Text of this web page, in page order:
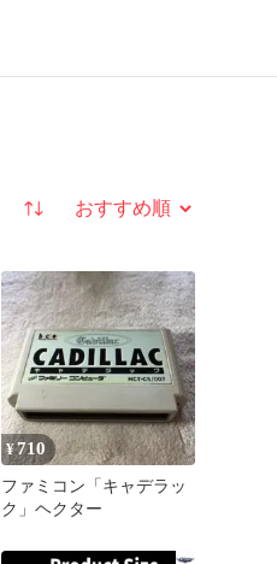
並び替え
¥710
ファミコン「キャデラッ
ク」ヘクター